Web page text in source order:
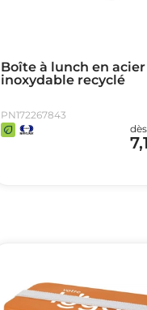
Boîte à lunch en acier
inoxydable recyclé
PN172267843
dès